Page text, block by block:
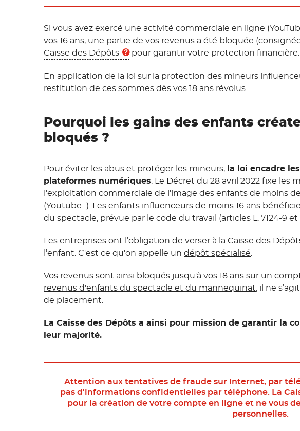
Si vous avez exercé une activité commerciale en ligne
vos 16 ans, une partie de vos revenus a été bloquée
Caisse des Dépôts
pour garantir votre protection financière.
En application de la loi sur la protection des mineurs
restitution de ces sommes dès vos 18 ans révolus.
Pourquoi les gains des enfants
bloqués ?
Pour éviter les abus et protéger les mineurs, la loi encadre
plateformes numériques . Le Décret du 28 avril 2022 fixe
l'exploitation commerciale de l'image des enfants de moins
(Youtube...). Les enfants influenceurs de moins 16 ans
du spectacle, prévue par le code du travail (articles L. 7124-9 et
Les entreprises ont l’obligation de verser à la Caisse des
l’enfant. C'est ce qu'on appelle un dépôt spécialisé
Vos revenus sont ainsi bloqués jusqu'à vos 18 ans sur un
revenus d'enfants du spectacle et du mannequinat, il ne
de placement.
La Caisse des Dépôts a ainsi pour mission de garantir la
leur majorité.
Attention aux tentatives de fraude sur Internet, par
pas d'informations confidentielles par téléphone. La
pour la création de votre compte en ligne et ne vous
personnelles.